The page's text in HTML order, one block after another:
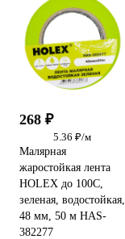
268 ₽
5.36 ₽/м
Малярная
жаростойкая лента
HOLEX до 100С,
зеленая, водостойкая,
48 мм, 50 м HAS-
382277